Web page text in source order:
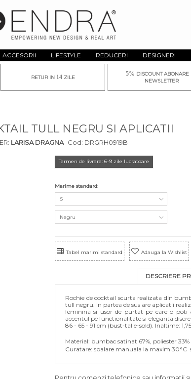
ACCESORII LIFESTYLE REDUCERI DESIGNERI
RETUR IN 14ZILE
5% DISCOUNT ABONARE
NEWSLETTER
TULL NEGRU SI APLICATII
LARISA DRAGNA Cod: DRGRH0919B
Termen de livrare: 6-9 zile lucratoare
Marime standard:
S
Negru
Tabel marimi standard Adauga la Wishlist
DESCRIERE
Rochie de cocktail scurta realizata din
tull negru. In partea de sus are aplicatii
feminina si usor de purtat pe care o poti
accentul pe functionalitate si eleganta
86 - 65 - 91 cm (bust-talie-sold). Inaltime:
Material: bumbac satinat 67%, poliester 33%
Curatare: spalare manuala la maxim 30°C